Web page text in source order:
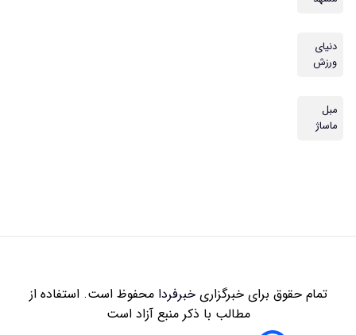
خبرفردامحفوظ است. استفاده از
با ذکر منبع آزاد است